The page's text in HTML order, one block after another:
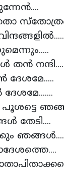
ഞങ്ങള്‍